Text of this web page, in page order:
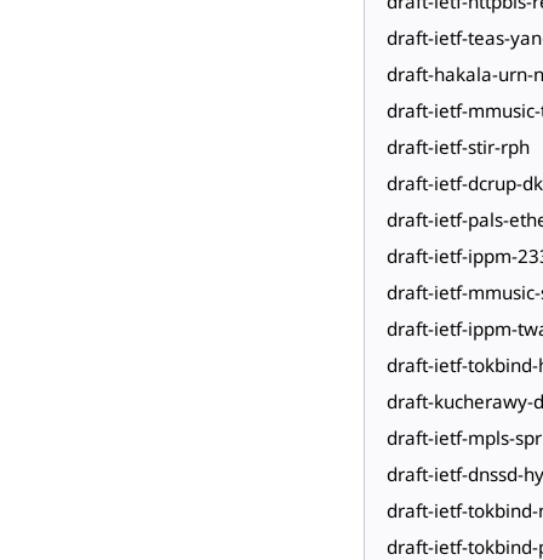
draft-ietf-teas-
draft-hakala-urn-
draft-ietf-
draft-ietf-stir-rph
draft-ietf-dcrup-
draft-ietf-pals-
draft-ietf-ippm-
draft-ietf-
draft-ietf-ippm-
draft-ietf-tokbind-
draft-kucherawy-
draft-ietf-mpls-
draft-ietf-dnssd-
draft-ietf-
draft-ietf-tokbind-